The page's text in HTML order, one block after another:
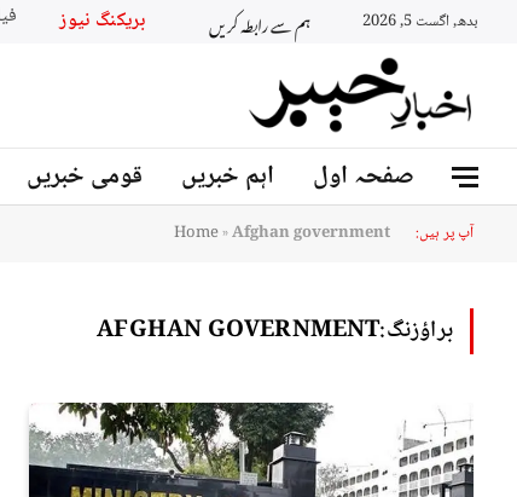
بدھ, اگست 5, 2026 ہم سے رابطہ کریں بریکنگ نیوز
صفحہ اول اہم خبریں قومی خبریں
آپ پر ہیں: Home»Afghan government
براؤزنگ:AFGHAN GOVERNMENT